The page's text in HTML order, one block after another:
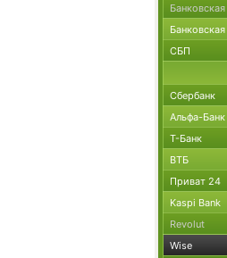
СБП
Сбербанк
Альфа-Банк
Т-Банк
ВТБ
Приват 24
Kaspi Bank
Revolut
Wise